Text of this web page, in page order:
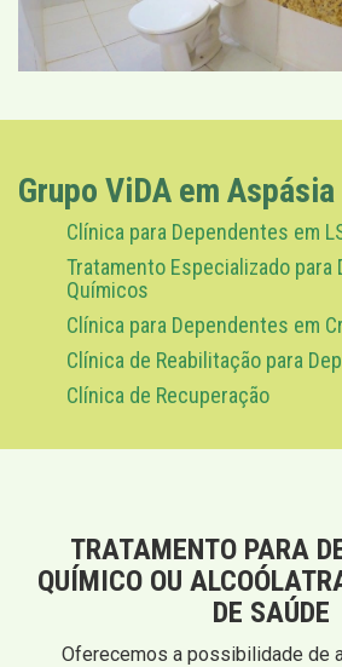
Grupo ViDA em
Clínica para Dependentes em
Tratamento Especializado para
Químicos
Clínica para Dependentes em
Clínica de Reabilitação para
Clínica de Recuperação
TRATAMENTO PARA
QUÍMICO OU
DE SAÚDE
Oferecemos a possibilidade de